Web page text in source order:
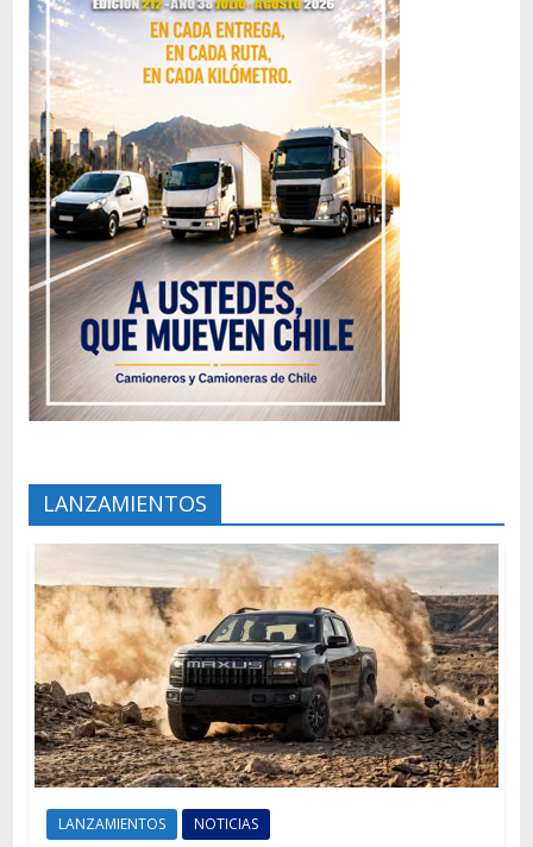
LANZAMIENTOS
LANZAMIENTOS NOTICIAS